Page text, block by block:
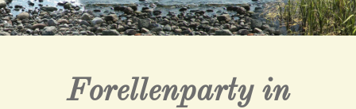
Forellenparty in